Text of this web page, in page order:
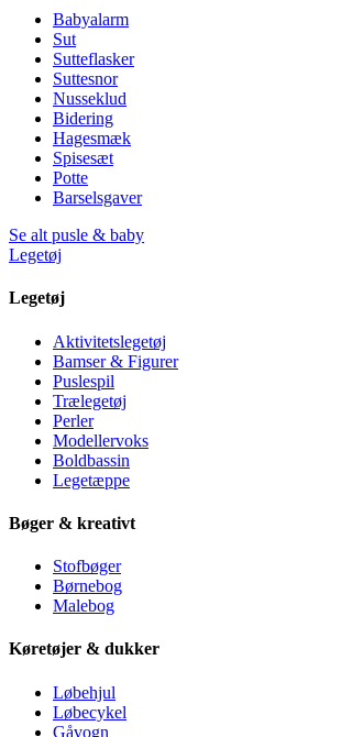
Babyalarm
Sut
Sutteflasker
Suttesnor
Nusseklud
Bidering
Hagesmæk
Spisesæt
Potte
Barselsgaver
Se alt pusle & baby
Legetøj
Legetøj
Aktivitetslegetøj
Bamser & Figurer
Puslespil
Trælegetøj
Perler
Modellervoks
Boldbassin
Legetæppe
Bøger & kreativt
Stofbøger
Børnebog
Malebog
Køretøjer & dukker
Løbehjul
Løbecykel
Gåvogn